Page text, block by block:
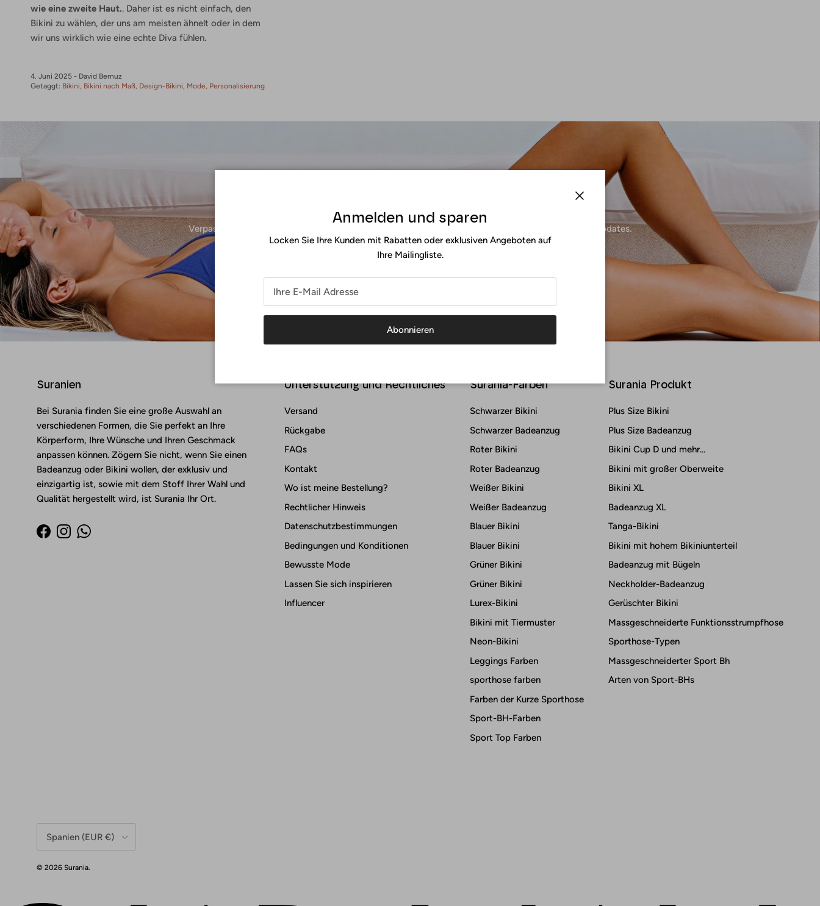
wie eine zweite Haut.. Daher ist es nicht einfach, den
Bikini zu wählen, der uns am meisten ähnelt oder in dem
wir uns wirklich wie eine echte Diva fühlen.
4. Juni 2025 - David Bernuz
Getaggt: Bikini Bikini nach Maß Design-Bikini Mode Personalisierung
Verpassen Sie keine Neuigkeit: Melden Sie sich für unseren Newsletter an und erhalten Sie direkte Updates.
Suranien
Bei Surania finden Sie eine große Auswahl an
verschiedenen Formen, die Sie perfekt an Ihre
Körperform, Ihre Wünsche und Ihren Geschmack
anpassen können. Zögern Sie nicht, wenn Sie einen
Badeanzug oder Bikini wollen, der exklusiv und
einzigartig ist, sowie mit dem Stoff Ihrer Wahl und
Qualität hergestellt wird, ist Surania Ihr Ort.
Facebook
InstagramWhatsApp
Unterstützung und Rechtliches
Versand
Rückgabe
FAQs
Kontakt
Wo ist meine Bestellung?
Rechtlicher Hinweis
Datenschutzbestimmungen
Bedingungen und Konditionen
Bewusste Mode
Lassen Sie sich inspirieren
Influencer
Surania-Farben
Schwarzer Bikini
Schwarzer Badeanzug
Roter Bikini
Roter Badeanzug
Weißer Bikini
Weißer Badeanzug
Blauer Bikini
Blauer Bikini
Grüner Bikini
Grüner Bikini
Lurex-Bikini
Bikini mit Tiermuster
Neon-Bikini
Leggings Farben
sporthose farben
Farben der Kurze Sporthose
Sport-BH-Farben
Sport Top Farben
Surania Produkt
Plus Size Bikini
Plus Size Badeanzug
Bikini Cup D und mehr...
Bikini mit großer Oberweite
Bikini XL
Badeanzug XL
Tanga-Bikini
Bikini mit hohem Bikiniunterteil
Badeanzug mit Bügeln
Neckholder-Badeanzug
Gerüschter Bikini
Massgeschneiderte Funktionsstrumpfhose
Sporthose-Typen
Massgeschneiderter Sport Bh
Arten von Sport-BHs
Spanien (EUR €)
© 2026 Surania.
Schließen Sie
Anmelden und sparen
Locken Sie Ihre Kunden mit Rabatten oder exklusiven Angeboten auf
Ihre Mailingliste.
Abonnieren